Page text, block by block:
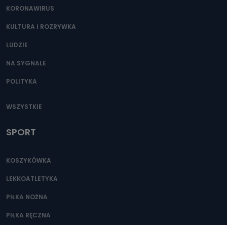
KORONAWIRUS
KULTURA I ROZRYWKA
LUDZIE
NA SYGNALE
POLITYKA
WSZYSTKIE
SPORT
KOSZYKÓWKA
LEKKOATLETYKA
PIŁKA NOŻNA
PIŁKA RĘCZNA